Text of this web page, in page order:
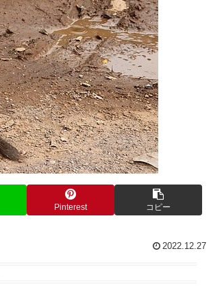
Pinterest コピー
2022.12.27